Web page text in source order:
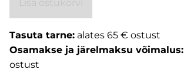
Tasuta tarne: alates 65 € ostust
Osamakse ja järelmaksu võimalus:
ostust